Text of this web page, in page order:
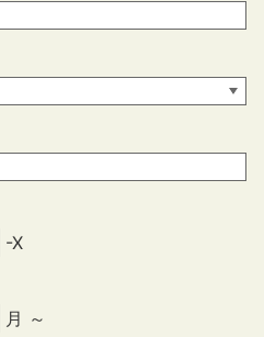
-X
月 ～